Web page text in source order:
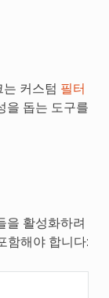
커스텀 필터
을 돕는 도구를
을 활성화하려
함해야 합니다: